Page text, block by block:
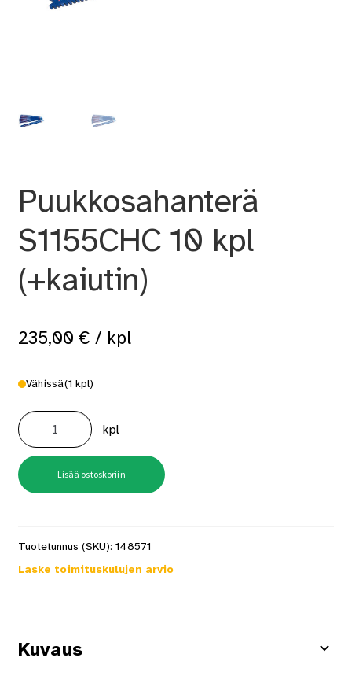
Puukkosahanterä
S1155CHC 10 kpl
(+kaiutin)
235,00 € / kpl
Vähissä(1 kpl)
Puukkosahanterä
S1155CHC
10
kpl
(+kaiutin)
määrä
kpl
Lisää ostoskoriin
Tuotetunnus (SKU): 148571
Laske toimituskulujen arvio
Kuvaus